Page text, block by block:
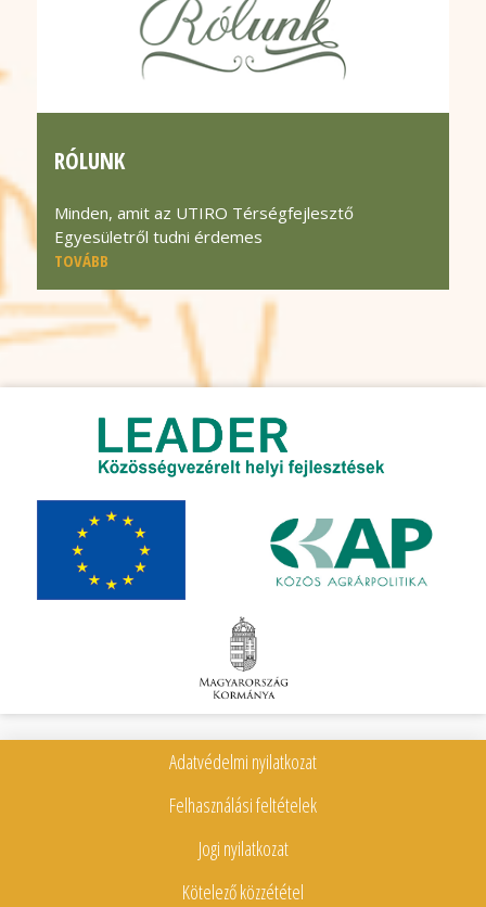
RÓLUNK
Minden, amit az UTIRO Térségfejlesztő
Egyesületről tudni érdemes
TOVÁBB
Adatvédelmi nyilatkozat
Felhasználási feltételek
Jogi nyilatkozat
Kötelező közzététel